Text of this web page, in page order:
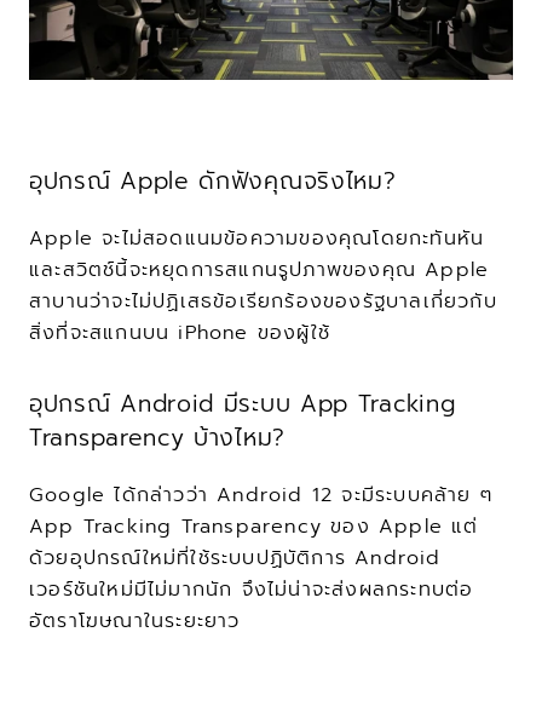
อุปกรณ์ Apple ดักฟังคุณจริงไหม?
Apple จะไม่สอดแนมข้อความของคุณโดยกะทันหัน
และสวิตช์นี้จะหยุดการสแกนรูปภาพของคุณ Apple
สาบานว่าจะไม่ปฏิเสธข้อเรียกร้องของรัฐบาลเกี่ยวกับ
สิ่งที่จะสแกนบน iPhone ของผู้ใช้
อุปกรณ์ Android มีระบบ App Tracking
Transparency บ้างไหม?
Google ได้กล่าวว่า Android 12 จะมีระบบคล้าย ๆ
App Tracking Transparency ของ Apple แต่
ด้วยอุปกรณ์ใหม่ที่ใช้ระบบปฏิบัติการ Android
เวอร์ชันใหม่มีไม่มากนัก จึงไม่น่าจะส่งผลกระทบต่อ
อัตราโฆษณาในระยะยาว